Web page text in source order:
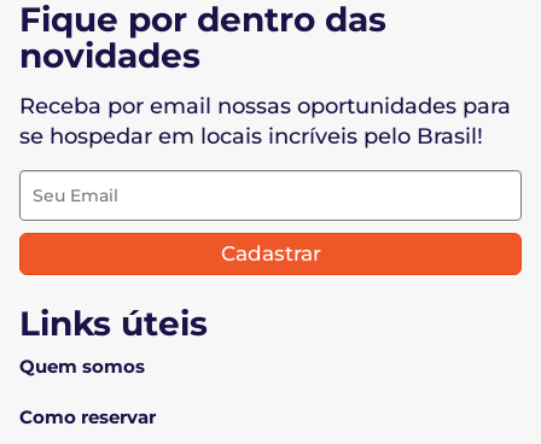
Links úteis
Quem somos
Como reservar
Fique por dentro das
novidades
Receba por email nossas oportunidades para
se hospedar em locais incríveis pelo Brasil!
Cadastrar